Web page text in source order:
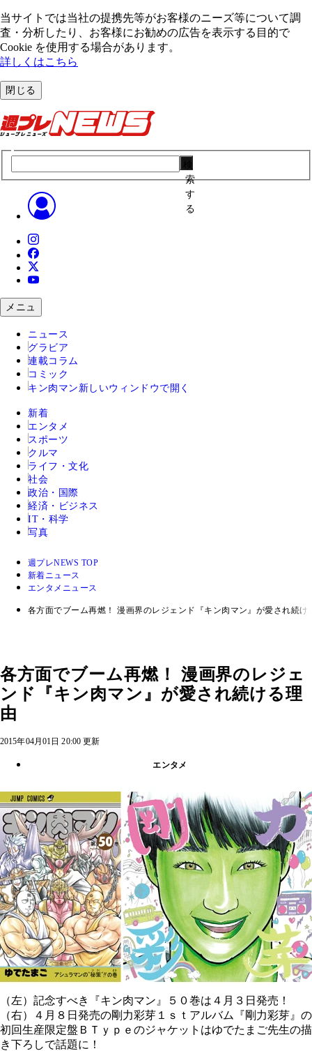
当サイトでは当社の提携先等がお客様のニーズ等について調
査・分析したり、お客様にお勧めの広告を表⽰する⽬的で
Cookie を使⽤する場合があります。
詳しくはこちら
閉じる
索
す
る
メニュ
ニュース
グラビア
連載コラム
コミック
キン肉マン 新しいウィンドウで開く
新着
エンタメ
スポーツ
クルマ
ライフ・文化
社会
政治・国際
経済・ビジネス
IT・科学
写真
週プレNEWS TOP
新着ニュース
エンタメニュース
各方面でブーム再燃！ 漫画界のレジェンド『キン肉マン』が愛され続け
各方面でブーム再燃！ 漫画界のレジェ
ンド『キン肉マン』が愛され続ける理
由
2015年04月01日 20:00 更新
エンタメ
（左）記念すべき『キン肉マン』５０巻は４月３日発売！
（右）４月８日発売の剛力彩芽１ｓｔアルバム『剛力彩芽』の
初回生産限定盤ＢＴｙｐｅのジャケットはゆでたまご先生の描
き下ろしで話題に！